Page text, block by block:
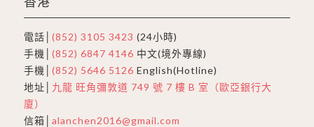
電話│ (852) 3105 3423 (24小時)
手機│ (852) 6847 4146 中文(境外專線)
手機│ (852) 5646 5126 English(Hotline)
地址│ 九龍 旺角彌敦道 749 號 7 樓 B 室（歐亞銀行大
廈）
信箱│ alanchen2016@gmail.com